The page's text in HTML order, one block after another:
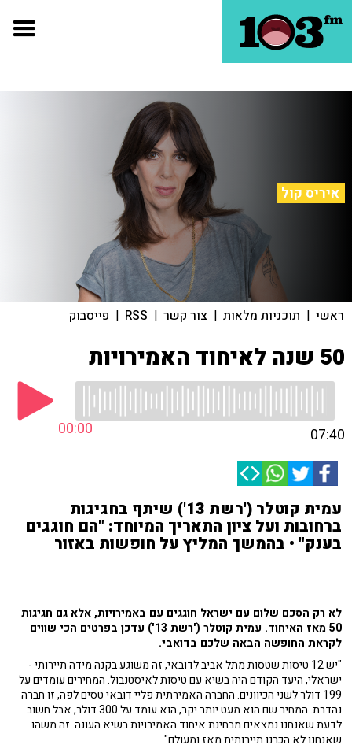
איריס קול
ראשי | תוכניות מלאות | צור קשר |
RSS
| פייסבוק
50 שנה לאיחוד האמירויות
00:00 07:40
עמית קוטלר ('רשת 13') שיתף בחגיגות
ברחובות ועל ציון התאריך המיוחד: "הם חוגגים
בענק" • בהמשך המליץ על חופשות באזור
לא רק הסכם שלום עם ישראל חוגגים עם באמירויות, אלא גם חגיגות
50 מאז האיחוד. עמית קוטלר ('רשת 13') עדכן בפרטים הכי שווים
לקראת החופשה הבאה שלכם בדואבי.
"יש 12 טיסות שטסות מתל אביב לדובאי, זה משוגע בקנה מידה תיירותי -
ישראלי, היעד הקודם היה בשיא עם טיסות לאיסטנבול. המחירים עומדים על
199 דולר לשני הכיוונים. החברה האמירתית פליי דובאי טסים לפה, זו חברה
נהדרת. המחיר שם הוא מעט יותר יקר, הוא עומד על 300 דולר, אבל חשוב
לדעת שאנחנו נמצאים מבחינת איחוד האמירויות בשיא העונה. זה משהו
שאנחנו לא הכרנו תיירותית מאז ומעולם".